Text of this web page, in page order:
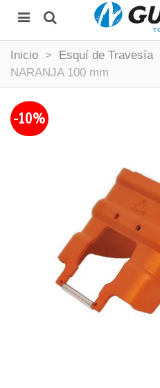
Inicio > Esquí de Travesía
NARANJA 100 mm
-10%